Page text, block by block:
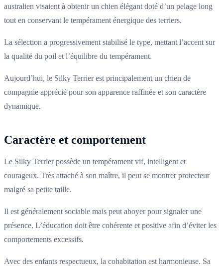
australien visaient à obtenir un chien élégant doté d’un pelage long
tout en conservant le tempérament énergique des terriers.
La sélection a progressivement stabilisé le type, mettant l’accent sur
la qualité du poil et l’équilibre du tempérament.
Aujourd’hui, le Silky Terrier est principalement un chien de
compagnie apprécié pour son apparence raffinée et son caractère
dynamique.
Caractère et comportement
Le Silky Terrier possède un tempérament vif, intelligent et
courageux. Très attaché à son maître, il peut se montrer protecteur
malgré sa petite taille.
Il est généralement sociable mais peut aboyer pour signaler une
présence. L’éducation doit être cohérente et positive afin d’éviter les
comportements excessifs.
Avec des enfants respectueux, la cohabitation est harmonieuse. Sa